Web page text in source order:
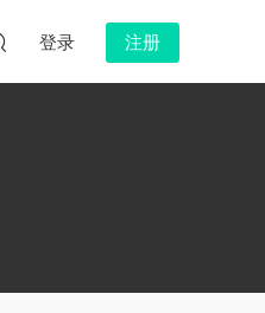
登录 注册